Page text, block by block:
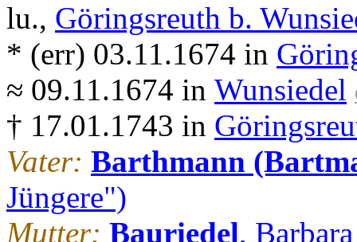
lu., Göringsreuth b.
* (err) 03.11.1674 in
≈ 09.11.1674 in Wunsiedel
† 17.01.1743 in
Vater: Barthmann
Jüngere")
Mutter: Bauriedel, Barbara